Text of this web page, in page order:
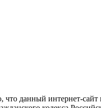
данный интернет-